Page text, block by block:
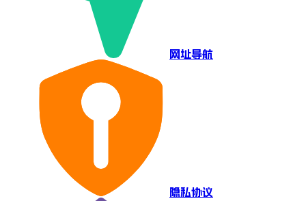
网址导航
隐私协议